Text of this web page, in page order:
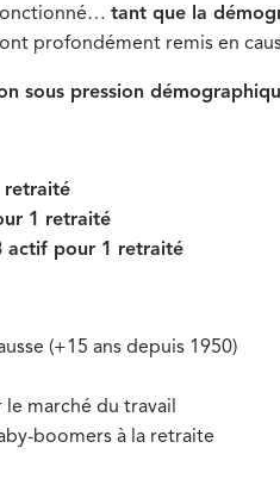
fonctionné…tant que la
profondément remis en
sous pression
retraité
1 retraité
actif pour 1 retraité
(+15 ans depuis 1950)
marché du travail
boomers à la retraite